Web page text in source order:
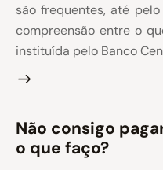
são frequentes, até
compreensão entre o
instituída pelo Banco
Não consigo
o que faço?